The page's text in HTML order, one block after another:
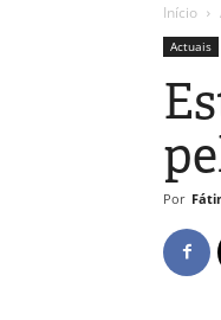
Início
Actuais
Por